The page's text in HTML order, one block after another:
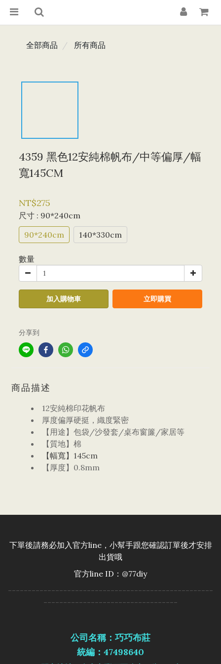
全部商品 所有商品
4359 黑色12安純棉帆布/中等偏厚/幅
寬145CM
NT$275
尺寸 : 90*240cm
90*240cm
140*330cm
數量
加入購物車 立即購買
分享到
商品描述
12安純棉印花帆布
厚度偏厚硬挺，織度緊密
【用途】包袋/沙發套/桌布窗簾/家居等
【質地】棉
【幅寬】145cm
【厚度】0.8mm
下單後請務必加入官方line，小幫手跟您確認訂單後才安排
出貨哦
官方line ID：@77diy
----------------------------------------------------
----------------------------------
公司名稱：巧巧布莊
統編：47498640